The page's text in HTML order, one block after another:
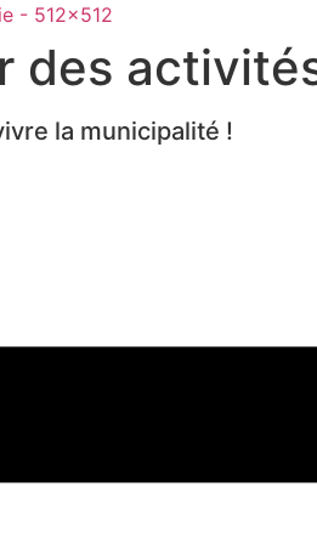
des
la municipalité !